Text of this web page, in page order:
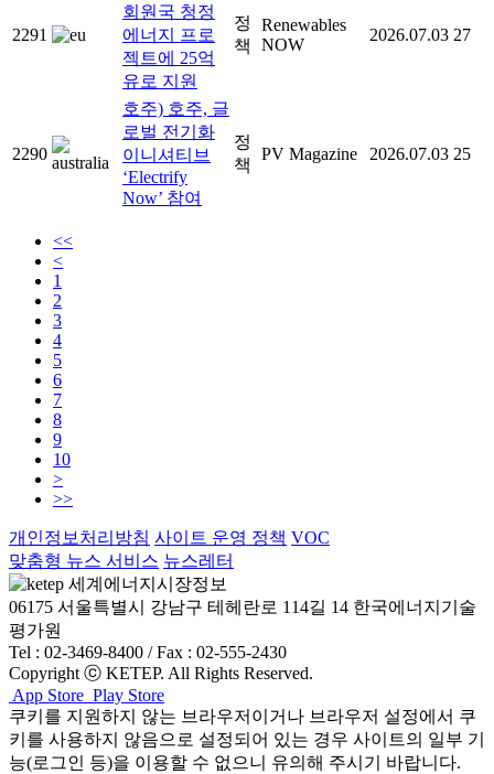
2291
회원국 청정
에너지 프로
젝트에 25억
유로 지원
정
책
Renewables
NOW
2026.07.03 27
2290
호주) 호주, 글
로벌 전기화
이니셔티브
‘Electrify
Now’ 참여
정
책
PV Magazine 2026.07.03 25
<<
<
1
2
3
4
5
6
7
8
9
10
>
>>
개인정보처리방침 사이트 운영 정책 VOC
맞춤형 뉴스 서비스 뉴스레터
06175 서울특별시 강남구 테헤란로 114길 14 한국에너지기술
평가원
Tel : 02-3469-8400 / Fax : 02-555-2430
Copyright ⓒ KETEP. All Rights Reserved.
App Store Play Store
쿠키를 지원하지 않는 브라우저이거나 브라우저 설정에서 쿠
키를 사용하지 않음으로 설정되어 있는 경우 사이트의 일부 기
능(로그인 등)을 이용할 수 없으니 유의해 주시기 바랍니다.